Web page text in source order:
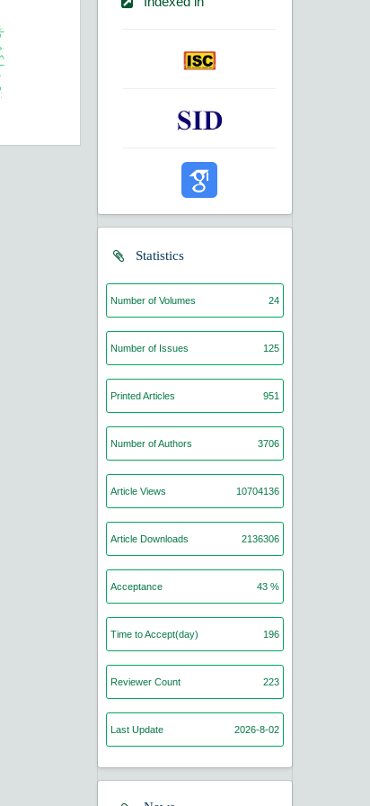
Statistics
Number of Volumes 24
Number of Issues 125
Printed Articles 951
Number of Authors 3706
Article Views 10704136
Article Downloads 2136306
Acceptance 43 %
Time to Accept(day) 196
Reviewer Count 223
Last Update 2026-8-02